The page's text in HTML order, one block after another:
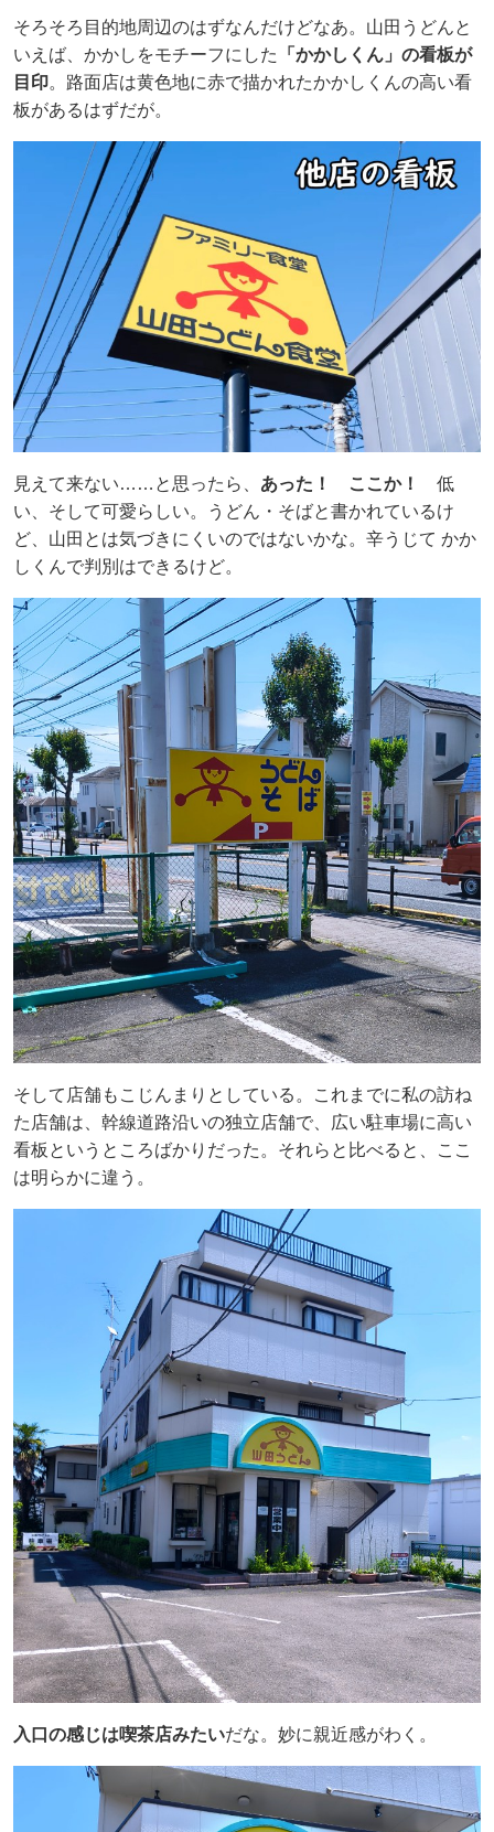
そろそろ目的地周辺のはずなんだけどなあ。山田うどんと
いえば、かかしをモチーフにした
「かかしくん」の看板が
目印。路面店は黄色地に赤で描かれたかかしくんの高い看
板があるはずだが。
見えて来ない……と思ったら、 あった！ ここか！
低
い、そして可愛らしい。うどん・そばと書かれているけ
ど、山田とは気づきにくいのではないかな。辛うじて かか
しくんで判別はできるけど。
そして店舗もこじんまりとしている。これまでに私の訪ね
た店舗は、幹線道路沿いの独立店舗で、広い駐車場に高い
看板というところばかりだった。それらと比べると、ここ
は明らかに違う。
入口の感じは喫茶店みたいだな。妙に親近感がわく。